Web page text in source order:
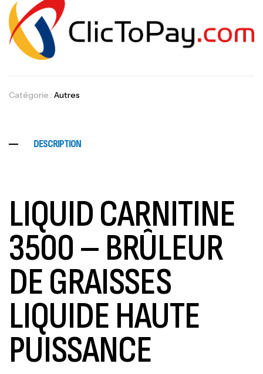
Catégorie : Autres
DESCRIPTION
LIQUID CARNITINE
3500 – BRÛLEUR
DE GRAISSES
LIQUIDE HAUTE
PUISSANCE